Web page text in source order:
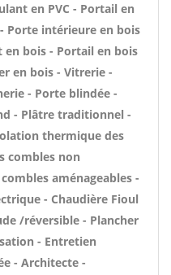
en PVC - Portail en
Porte intérieure en bois
bois - Portail en bois
en bois - Vitrerie -
- Porte blindée -
- Plâtre traditionnel -
thermique des
combles non
aménageables -
- Chaudière Fioul
/réversible - Plancher
- Entretien
- Architecte -